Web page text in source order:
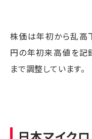
株価は年初から乱高
円の年初来高値を記
まで調整しています。